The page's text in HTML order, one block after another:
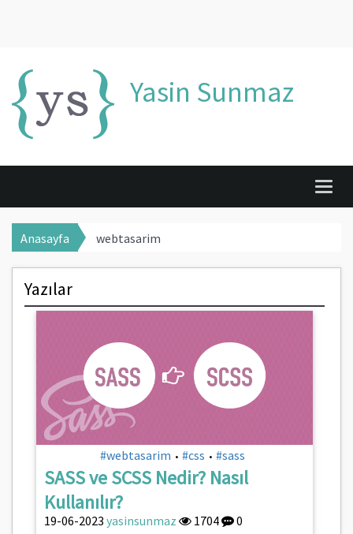
Yasin Sunmaz
Anasayfa webtasarim
Yazılar
#webtasarim • #css • #sass
SASS ve SCSS Nedir? Nasıl
Kullanılır?
19-06-2023 yasinsunmaz 1704
0